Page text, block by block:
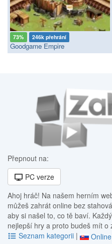
73% 246k přehrání
Goodgame Empire
Přepnout na:
PC verze
Ahoj hráč! Na našem herním
můžeš zahrát online bez
aby si našel to, co tě baví.
nejlepší hry a proto budeš mít o
Seznam kategorii |